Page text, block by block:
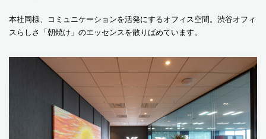
本社同様、コミュニケーションを活発にするオフィス空間。渋谷オフィ
スらしさ「朝焼け」のエッセンスを散りばめています。